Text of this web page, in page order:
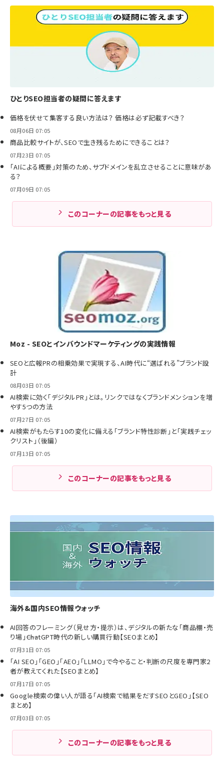
ひとりSEO担当者の疑問に答えます
価格を伏せて集客する良い方法は？ 価格は必ず記載すべき？
08月06日 07:05
商品比較サイトが、SEOで生き残るためにできることは？
07月23日 07:05
「AIによる概要」対策のため、サブドメインを乱立させることに意味があ
る？
07月09日 07:05
このコーナーの記事をもっと見る
Moz - SEOとインバウンドマーケティングの実践情報
SEOと広報PRの相乗効果で実現する、AI時代に“選ばれる”ブランド設
計
08月03日 07:05
AI検索に効く「デジタルPR」とは。リンクではなくブランドメンションを増
やす5つの方法
07月27日 07:05
AI検索がもたらす10の変化に備える「ブランド特性診断」と「実践チェッ
クリスト」（後編）
07月13日 07:05
このコーナーの記事をもっと見る
海外&国内SEO情報ウォッチ
AI回答のフレーミング（見せ方・提示）は、デジタルの新たな「商品棚・売
り場」――ChatGPT時代の新しい購買行動【SEOまとめ】
07月31日 07:05
「AI SEO」「GEO」「AEO」「LLMO」で今やること・判断の尺度を専門家2
者が教えてくれた【SEOまとめ】
07月17日 07:05
Google検索の偉い人が語る「AI検索で結果をだすSEOとGEO」【SEO
まとめ】
07月03日 07:05
このコーナーの記事をもっと見る